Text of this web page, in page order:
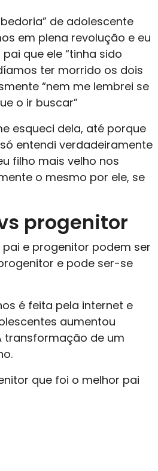
de adolescente
em plena revolução e eu
que ele “tinha sido
ter morrido os dois
“nem me lembrei se
o ir buscar”
esqueci dela, até porque
entendi verdadeiramente
filho mais velho nos
o mesmo por ele, se
progenitor
e progenitor podem ser
e pode ser-se
é feita pela internet e
aumentou
transformação de um
que foi o melhor pai